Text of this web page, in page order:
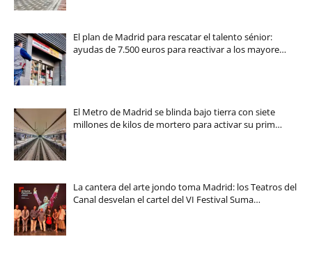
El plan de Madrid para rescatar el talento sénior:
ayudas de 7.500 euros para reactivar a los mayore…
El Metro de Madrid se blinda bajo tierra con siete
millones de kilos de mortero para activar su prim…
La cantera del arte jondo toma Madrid: los Teatros del
Canal desvelan el cartel del VI Festival Suma…